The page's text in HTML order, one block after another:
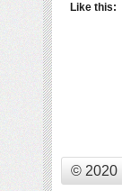
Like this:
© 2020